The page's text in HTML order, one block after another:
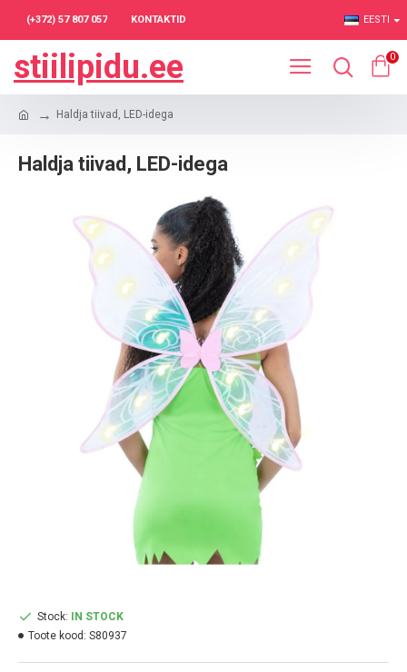
(+372) 57 807 057 KONTAKTID EESTI
stiilipidu.ee 0
Haldja tiivad, LED-idega
Haldja tiivad, LED-idega
Stock:
IN STOCK
Toote kood: S80937